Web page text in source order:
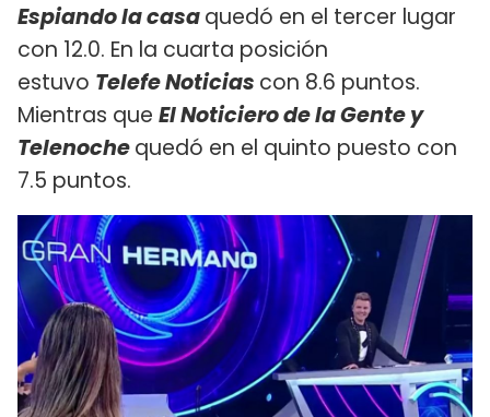
Espiando la casaquedó en el tercer lugar
con 12.0. En la cuarta posición
estuvo Telefe Noticias con 8.6 puntos.
Mientras que El Noticiero de la Gente y
Telenochequedó en el quinto puesto con
7.5 puntos.